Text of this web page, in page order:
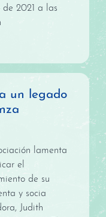
de 2021 a las
un legado
lamenta
el
de su
y socia
Judith